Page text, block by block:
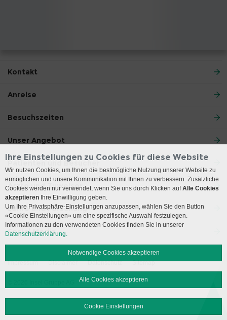
Kontakt
Anreise
Besuchszeiten
Unser Angebot
Patienten und Besucher
Ärzte und Zuweiser
Lehre und Forschung
Social Media
Impressum Disclaimer Datenschutz Sitemap
Ihre Einstellungen zu Cookies für diese Website
Wir nutzen Cookies, um Ihnen die bestmögliche Nutzung unserer Website zu
ermöglichen und unsere Kommunikation mit Ihnen zu verbessern. Zusätzliche
Cookies werden nur verwendet, wenn Sie uns durch Klicken aufAlle Cookies
akzeptieren Ihre Einwilligung geben.
Um Ihre Privatsphäre-Einstellungen anzupassen, wählen Sie den Button
«Cookie Einstellungen» um eine spezifische Auswahl festzulegen.
Informationen zu den verwendeten Cookies finden Sie in unserer
Datenschutzerklärung.
Notwendige Cookies akzeptieren
Alle Cookies akzeptieren
Cookie Einstellungen